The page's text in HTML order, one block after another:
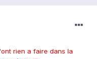
rien a faire dans la